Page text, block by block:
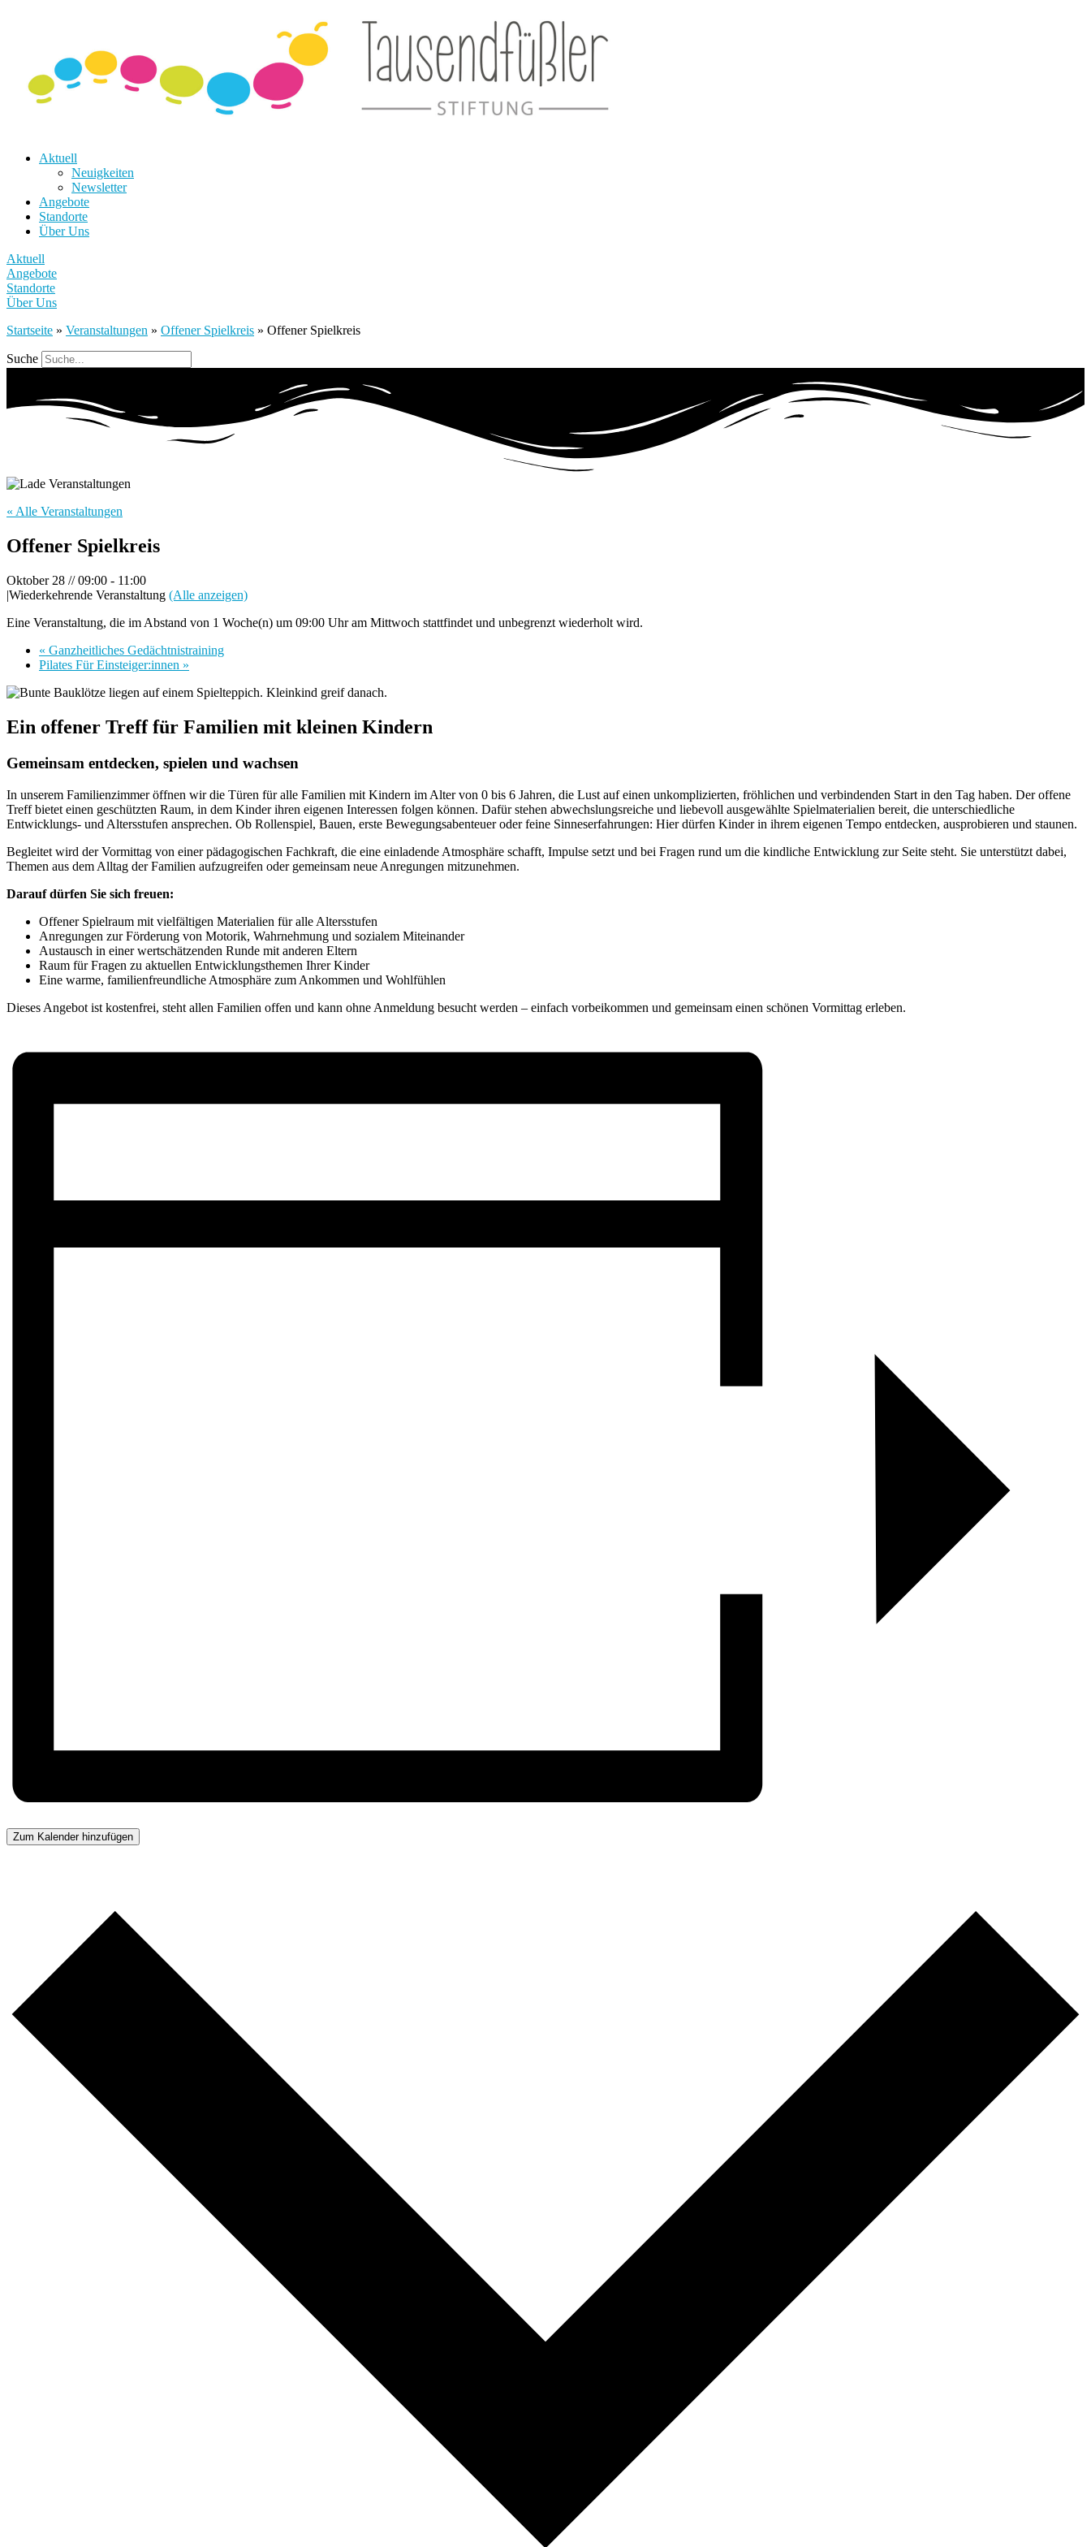
Aktuell
Neuigkeiten
Newsletter
Angebote
Standorte
Über Uns
Aktuell
Angebote
Standorte
Über Uns
Startseite » Veranstaltungen » Offener Spielkreis » Offener Spielkreis
Suche
« Alle Veranstaltungen
Offener Spielkreis
Oktober 28 // 09:00 - 11:00
|Wiederkehrende Veranstaltung (Alle anzeigen)
Eine Veranstaltung, die im Abstand von 1 Woche(n) um 09:00 Uhr am Mittwoch stattfindet und unbegrenzt wiederholt wird.
« Ganzheitliches Gedächtnistraining
Pilates Für Einsteiger:innen »
Ein offener Treff für Familien mit kleinen Kindern
Gemeinsam entdecken, spielen und wachsen
In unserem Familienzimmer öffnen wir die Türen für alle Familien mit Kindern im Alter von 0 bis 6 Jahren, die Lust auf einen unkomplizierten, fröhlichen und verbindenden Start in den Tag haben. Der offene
Treff bietet einen geschützten Raum, in dem Kinder ihren eigenen Interessen folgen können. Dafür stehen abwechslungsreiche und liebevoll ausgewählte Spielmaterialien bereit, die unterschiedliche
Entwicklungs- und Altersstufen ansprechen. Ob Rollenspiel, Bauen, erste Bewegungsabenteuer oder feine Sinneserfahrungen: Hier dürfen Kinder in ihrem eigenen Tempo entdecken, ausprobieren und staunen.
Begleitet wird der Vormittag von einer pädagogischen Fachkraft, die eine einladende Atmosphäre schafft, Impulse setzt und bei Fragen rund um die kindliche Entwicklung zur Seite steht. Sie unterstützt dabei,
Themen aus dem Alltag der Familien aufzugreifen oder gemeinsam neue Anregungen mitzunehmen.
Darauf dürfen Sie sich freuen:
Offener Spielraum mit vielfältigen Materialien für alle Altersstufen
Anregungen zur Förderung von Motorik, Wahrnehmung und sozialem Miteinander
Austausch in einer wertschätzenden Runde mit anderen Eltern
Raum für Fragen zu aktuellen Entwicklungsthemen Ihrer Kinder
Eine warme, familienfreundliche Atmosphäre zum Ankommen und Wohlfühlen
Dieses Angebot ist kostenfrei, steht allen Familien offen und kann ohne Anmeldung besucht werden – einfach vorbeikommen und gemeinsam einen schönen Vormittag erleben.
Zum Kalender hinzufügen